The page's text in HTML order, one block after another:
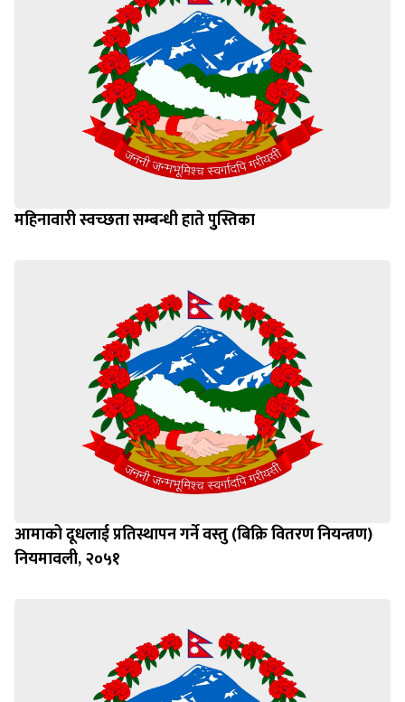
महिनावारी स्वच्छता सम्बन्धी हाते पुुस्तिका
आमाको दूधलाई प्रतिस्थापन गर्ने वस्तु (बिक्रि वितरण नियन्त्रण)
नियमावली, २०५१